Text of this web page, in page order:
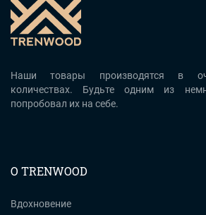
Наши товары производятся в
количествах. Будьте одним из
попробовал их на себе.
О TRENWOOD
Вдохновение